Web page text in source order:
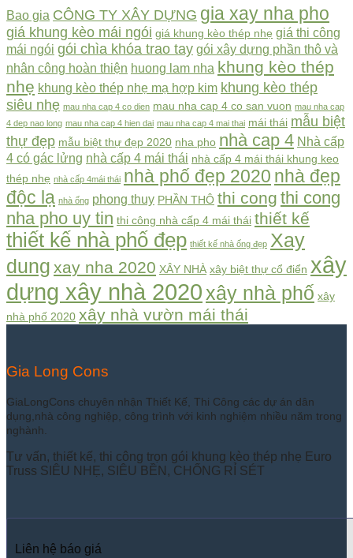
Bao gia CÔNG TY XÂY DỰNG gia xay nha pho
giá khung kèo mái ngói giá khung kèo thép nhẹ giá thi công
mái ngói gói chìa khóa trao tay gói xây dựng phần thô và
nhân công hoàn thiện huong lam nha khung kèo thép
nhẹ khung kèo thép nhẹ mạ hợp kim khung kèo thép
siêu nhẹ mau nha cap 4 co dien mau nha cap 4 co san vuon mau nha cap
4 dep nao long mau nha cap 4 hien dai mau nha cap 4 mai thai mái thái mẫu biệt
thự đẹp mẫu biệt thự đẹp 2020 nha pho nhà cap 4 Nhà cấp
4 có gác lửng nhà cấp 4 mái thái nhà cấp 4 mái thái khung keo
thép nhẹ nhà cấp 4mái thái nhà phố đẹp 2020 nhà đẹp
độc lạ nhà ống phong thuy PHẦN THÔ thi cong thi cong
nha pho uy tin thi công nhà cấp 4 mái thái thiết kế
thiết kế nhà phố đẹp thiết kế nhà ống đẹp Xay
dung xay nha 2020 XÂY NHÀ xây biệt thự cổ điển xây
dựng xây nhà 2020xây nhà phố xây
nhà phố 2020 xây nhà vườn mái thái
Gia Long Cons
GiaLongCons chuyên nhận Thiết Kế, Thi Công các dự án dân
dụng,nhà công nghiệp, công trình với kinh nghiệm nhiều năm trong
nghành.
Tư vấn, thiết kế, thi công trọn gói khung kèo thép nhẹ Euro
Truss SIÊU NHẸ, SIÊU BỀN, CHỐNG RỈ SÉT
Liên hệ báo giá